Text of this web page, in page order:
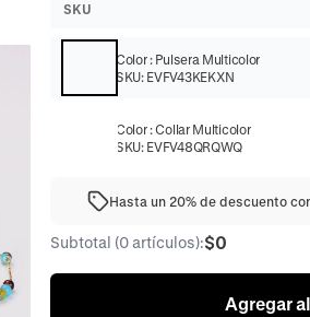
SKU
Color: Pulsera Multicolor
SKU: EVFV43KEKXN
Color:Collar Multicolor
SKU: EVFV48QRQWQ
Hasta un 20% de descuento
Subtotal (0 artículos):$0
Agregar